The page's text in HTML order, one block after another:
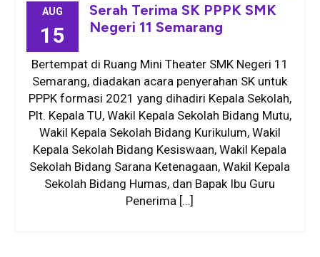
AUG
15
Serah Terima SK PPPK SMK
Negeri 11 Semarang
Bertempat di Ruang Mini Theater SMK Negeri 11
Semarang, diadakan acara penyerahan SK untuk
PPPK formasi 2021 yang dihadiri Kepala Sekolah,
Plt. Kepala TU, Wakil Kepala Sekolah Bidang Mutu,
Wakil Kepala Sekolah Bidang Kurikulum, Wakil
Kepala Sekolah Bidang Kesiswaan, Wakil Kepala
Sekolah Bidang Sarana Ketenagaan, Wakil Kepala
Sekolah Bidang Humas, dan Bapak Ibu Guru
Penerima […]